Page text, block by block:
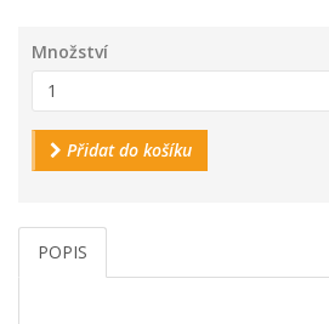
Množství
Přidat do košíku
POPIS